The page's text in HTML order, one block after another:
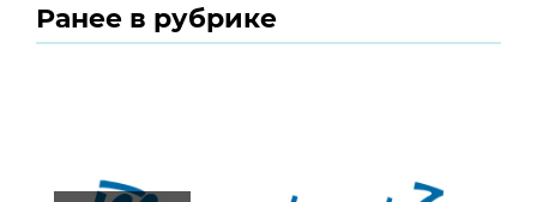
Ранее в рубрике